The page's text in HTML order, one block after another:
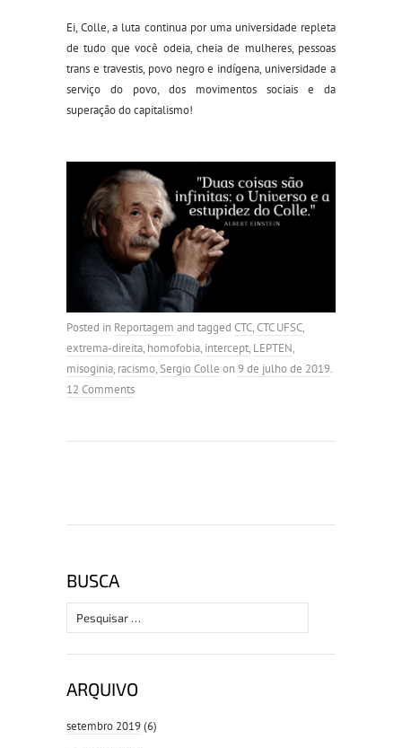
Ei, Colle, a luta continua por uma universidade repleta
de tudo que você odeia, cheia de mulheres, pessoas
trans e travestis, povo negro e indígena, universidade a
serviço do povo, dos movimentos sociais e da
superação do capitalismo!
Posted in Reportagem and tagged CTC,CTC UFSC,
extrema-direita, homofobia, intercept, LEPTEN,
misoginia, racismo,Sergio Colle on9 de julho de 2019.
12 Comments
BUSCA
Pesquisar
por:
ARQUIVO
setembro 2019(6)